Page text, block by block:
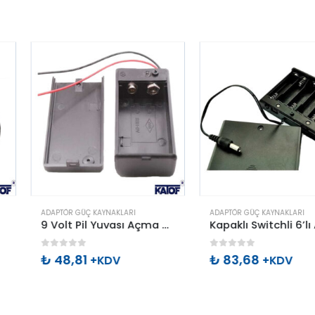
9 Volt Pil Yuvası Açma – Kapama Switchli ve Kapaklı
ADAPTÖR GÜÇ KAYNAKLARI
Kapaklı Switchli 6’lı AA Kalem Pil Yuvası
₺83,68
ADAPTÖR GÜÇ
₺38,12